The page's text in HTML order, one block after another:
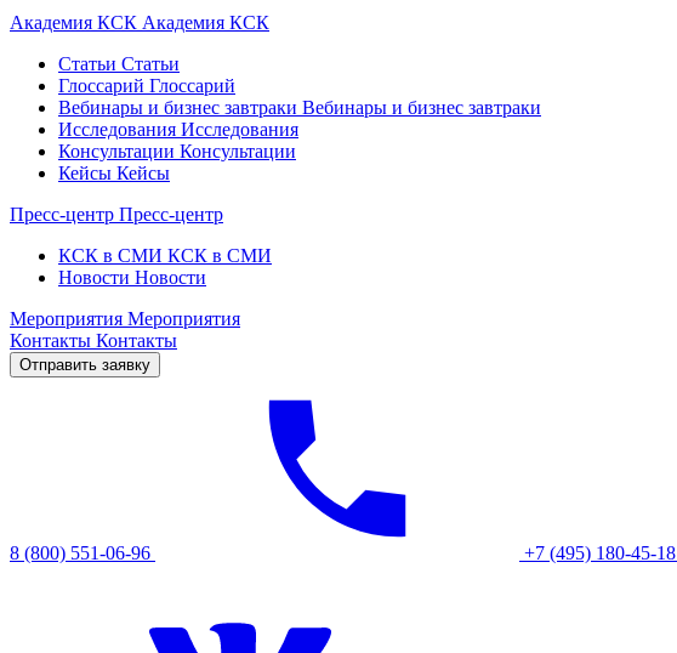
Академия КСК Академия КСК
Статьи Статьи
Глоссарий Глоссарий
Вебинары и бизнес завтраки Вебинары и бизнес завтраки
Исследования Исследования
Консультации Консультации
Кейсы Кейсы
Пресс-центр Пресс-центр
КСК в СМИ КСК в СМИ
Новости Новости
Мероприятия Мероприятия
Контакты Контакты
Отправить заявку
8 (800) 551-06-96 +7 (495) 180-45-18